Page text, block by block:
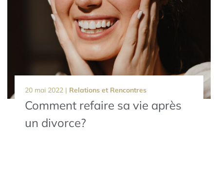
20 mai 2022 | Relations et Rencontres
Comment refaire sa vie après
un divorce?